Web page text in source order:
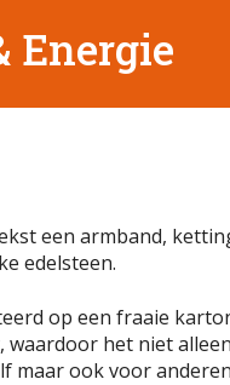
Energie
een armband,
edelsteen.
op een fraaie
het niet
maar ook voor